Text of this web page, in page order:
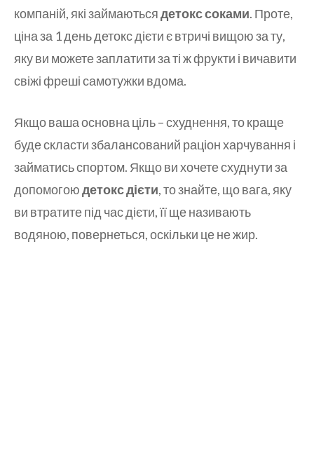
компаній, які займаютьсядетокс соками. Проте,
ціна за 1 день детокс дієти є втричі вищою за ту,
яку ви можете заплатити за ті ж фрукти і вичавити
свіжі фреші самотужки вдома.
Якщо ваша основна ціль – схуднення, то краще
буде скласти збалансований раціон харчування і
займатись спортом. Якщо ви хочете схуднути за
допомогоюдетокс дієти, то знайте, що вага, яку
ви втратите під час дієти, її ще називають
водяною, повернеться, оскільки це не жир.